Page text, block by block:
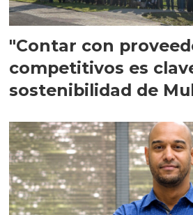
"Contar con
competitivos es
sostenibilidad de